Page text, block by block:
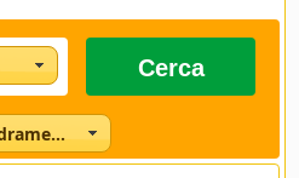
Cerca
Seleziona l'inquadramento